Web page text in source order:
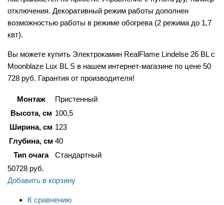
отключения. Декоративный режим работы дополнен
возможностью работы в режиме обогрева (2 режима до 1,7
квт).
Вы можете купить Электрокамин RealFlame Lindelse 26 BL с
Moonblaze Lux BL S в нашем интернет-магазине по цене 50
728 руб. Гарантия от производителя!
Монтаж
Пристенный
Высота, см 100,5
Ширина, см 123
Глубина, см 40
Тип очага
Стандартный
50728 руб.
Добавить в корзину
К сравнению